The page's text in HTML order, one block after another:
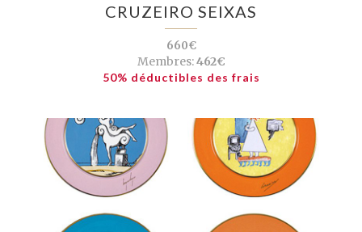
CRUZEIRO SEIXAS
660€
Membres:462€
50% déductibles des frais